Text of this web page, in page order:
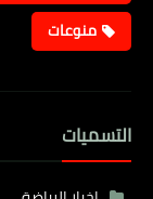
منوعات
التسميات